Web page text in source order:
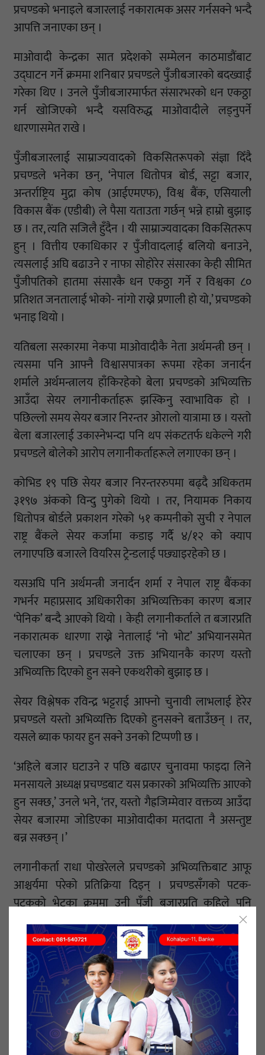
प्रचण्डको भनाइले बजारलाई नकारात्मक असर गर्नसक्ने भन्दै
आपत्ति जनाएका छन् ।
माओवादी केन्द्रका सात प्रदेशको सम्मेलन काठमाडौंबाट
उद्घाटन गर्ने क्रममा शनिबार प्रचण्डले पुँजीबजारको बदख्वाईं
गरेका थिए । उनले पुँजीबजारमार्फत संसारभरको धन एकठ्ठा
गर्न खोजिएको भन्दै यसविरुद्ध माओवादीले लड्नुपर्ने
धारणासमेत राखे ।
पुँजीबजारलाई साम्राज्यवादको विकसितरूपको संज्ञा दिँदै
प्रचण्डले भनेका छन्, ‘नेपाल धितोपत्र बोर्ड, सट्टा बजार,
अन्तर्राष्ट्रिय मुद्रा कोष (आईएमएफ), विश्व बैंक, एसियाली
विकास बैंक (एडीबी) ले पैसा यताउता गर्छन् भन्ने हाम्रो बुझाइ
छ । तर, त्यति सजिलै हुँदैन । यी साम्राज्यवादका विकसितरूप
हुन् । वित्तीय एकाधिकार र पुँजीवादलाई बलियो बनाउने,
त्यसलाई अघि बढाउने र नाफा सोहोरेर संसारका केही सीमित
पुँजीपतिको हातमा संसारकै धन एकठ्ठा गर्ने र विश्वका ८०
प्रतिशत जनतालाई भोको- नांगो राख्ने प्रणाली हो यो,’ प्रचण्डको
भनाइ थियो ।
यतिबला सरकारमा नेकपा माओवादीकै नेता अर्थमन्त्री छन् ।
त्यसमा पनि आफ्नै विश्वासपात्रका रूपमा रहेका जनार्दन
शर्माले अर्थमन्त्रालय हाँकिरहेको बेला प्रचण्डको अभिव्यक्ति
आउँदा सेयर लगानीकर्ताहरू झस्किनु स्वाभाविक हो ।
पछिल्लो समय सेयर बजार निरन्तर ओरालो यात्रामा छ । यस्तो
बेला बजारलाई उकास्नेभन्दा पनि थप संकटतर्फ धकेल्ने गरी
प्रचण्डले बोलेको आरोप लगानीकर्ताहरूले लगाएका छन् ।
कोभिड १९ पछि सेयर बजार निरन्तररुपमा बढ्दै अधिकतम
३१९७ अंकको विन्दु पुगेको थियो । तर, नियामक निकाय
धितोपत्र बोर्डले प्रकाशन गरेको ५१ कम्पनीको सुची र नेपाल
राष्ट्र बैंकले सेयर कर्जामा कडाइ गर्दै ४/१२ को क्याप
लगाएपछि बजारले वियरिस ट्रेन्डलाई पछ्याइरहेको छ ।
यसअघि पनि अर्थमन्त्री जनार्दन शर्मा र नेपाल राष्ट्र बैंकका
गभर्नर महाप्रसाद अधिकारीका अभिव्यक्तिका कारण बजार
‘पेनिक’ बन्दै आएको थियो । केही लगानीकर्ताले त बजारप्रति
नकारात्मक धारणा राख्ने नेतालाई ‘नो भोट’ अभियानसमेत
चलाएका छन् । प्रचण्डले उक्त अभियानकै कारण यस्तो
अभिव्यक्ति दिएको हुन सक्ने एकथरीको बुझाइ छ ।
सेयर विश्लेषक रविन्द्र भट्टराई आफ्नो चुनावी लाभलाई हेरेर
प्रचण्डले यस्तो अभिव्यक्ति दिएको हुनसक्ने बताउँछन् । तर,
यसले ब्याक फायर हुन सक्ने उनको टिप्पणी छ ।
‘अहिले बजार घटाउने र पछि बढाएर चुनावमा फाइदा लिने
मनसायले अध्यक्ष प्रचण्डबाट यस प्रकारको अभिव्यक्ति आएको
हुन सक्छ,’ उनले भने, ‘तर, यस्तो गैह्रजिम्मेवार वक्तव्य आउँदा
सेयर बजारमा जोडिएका माओवादीका मतदाता नै असन्तुष्ट
बन्न सक्छन् ।’
लगानीकर्ता राधा पोखरेलले प्रचण्डको अभिव्यक्तिबाट आफू
आश्चर्यमा परेको प्रतिक्रिया दिइन् । प्रचण्डसँगको पटक-
पटकको भेटका क्रममा उनी पुँजी बजारप्रति कहिले पनि
नकारात्मक नपाएको भन्दै पोखरेलले अहिलेको अभिव्यक्ति
आफ्नो निम्ति अनपेक्षित रहेको प्रतिक्रिया दिइन् ।
४८ लाख लगानीकर्ताको आम्दानीको स्रोत रहेको पुँजी
बजारलक्षित टिप्पणीले माओवादीको भोटमा समेत असर गर्ने
उनको आँकलन छ ।
‘माओवादी, एमाले, कांग्रेस सबै राजनीतिक दलप्रति आस्था
राख्ने लगानीकर्ता भएकाले उहाँको यस स्टेटमेन्टले आगामी